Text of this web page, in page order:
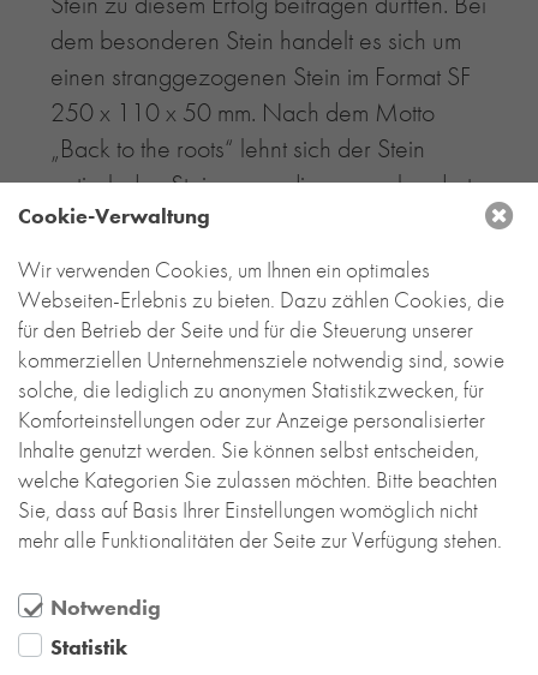
dem besonderen Stein handelt es sich um
einen stranggezogenen Stein im Format SF
250 x 110 x 50 mm. Nach dem Motto
„Back to the roots“ lehnt sich der Stein
optisch den Steinen an, die vor ca. hundert
Jahren erstmals maschinell hergestellt
wurden. Der Stein zeichnet sich durch eine
„rauhe“ Oberflächenoptik aus. Bei der
Verarbeitung wurden die Steine
kaltgestoßen ohne Vermörtelung der
Kopffuge.
Wir wünschen viel Erfolg für den
zukünftigen Spielbetrieb und allzeit volles
Haus.
Cookie-Verwaltung
Wir verwenden Cookies, um Ihnen ein optimales
Webseiten-Erlebnis zu bieten. Dazu zählen Cookies, die
für den Betrieb der Seite und für die Steuerung unserer
kommerziellen Unternehmensziele notwendig sind, sowie
solche, die lediglich zu anonymen Statistikzwecken, für
Komforteinstellungen oder zur Anzeige personalisierter
Inhalte genutzt werden. Sie können selbst entscheiden,
welche Kategorien Sie zulassen möchten. Bitte beachten
Sie, dass auf Basis Ihrer Einstellungen womöglich nicht
mehr alle Funktionalitäten der Seite zur Verfügung stehen.
Notwendig
Statistik